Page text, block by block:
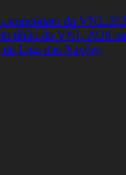
da VNL
título da VNL 2026
Liga das Nações